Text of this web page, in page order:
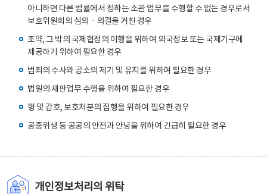
아니하면 다른 법률에서 정하는 소관 업무를 수행할 수 없는 경우로서
보호위원회의 심의ㆍ의결을 거친 경우
조약, 그 밖의 국제협정의 이행을 위하여 외국정보 또는 국제기구에
제공하기 위하여 필요한 경우
범죄의 수사와 공소의 제기 및 유지를 위하여 필요한 경우
법원의 재판업무 수행을 위하여 필요한 경우
형 및 감호, 보호처분의 집행을 위하여 필요한 경우
공중위생 등 공공의 안전과 안녕을 위하여 긴급히 필요한 경우
개인정보처리의 위탁